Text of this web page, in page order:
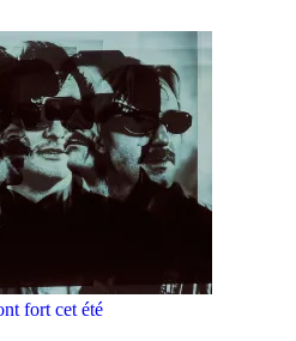
fort cet été